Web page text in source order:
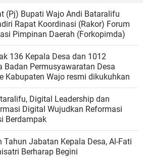
(Pj) Bupati Wajo Andi Bataralifu
Rapat Koordinasi (Rakor) Forum
Pimpinan Daerah (Forkopimda)
136 Kepala Desa dan 1012
Badan Permusyawaratan Desa
Kabupaten Wajo resmi dikukuhkan
Digital Leadership dan
Reformasi
Berdampak
Tahun Jabatan Kepala Desa, Al-Fati
Berharap Begini